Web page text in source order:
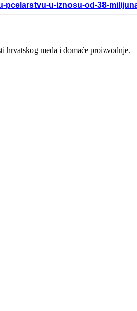
pcelarstvu-u-iznosu-od-38-
hrvatskog meda i domaće proizvodnje.